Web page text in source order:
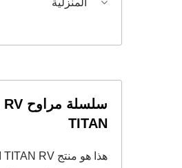
المنزلية
TITAN